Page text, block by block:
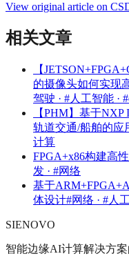
View original article on
相关文章
【
的摄像头如何实现
驾驶 · #人工智能 ·
【PHM】基于
轨道交通/船舶的应
计算
FPGA+x86构建高
发 · #网络
基于
体设计#网络 · #人
SIENOVO
智能边缘AI计算解决方